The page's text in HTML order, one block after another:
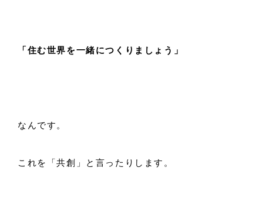
「住む世界を一緒につくりましょう」
なんです。
これを「共創」と言ったりします。